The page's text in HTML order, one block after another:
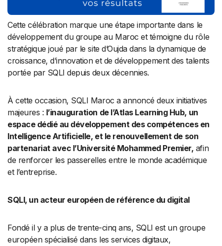
Cette célébration marque une étape importante dans le
développement du groupe au Maroc et témoigne du rôle
stratégique joué par le site d’Oujda dans la dynamique de
croissance, d’innovation et de développement des talents
portée par SQLI depuis deux décennies.
À cette occasion, SQLI Maroc a annoncé deux initiatives
majeures : l’inauguration de l’Atlas Learning Hub, un
espace dédié au développement des compétences en
Intelligence Artificielle, et le renouvellement de son
partenariat avec l’Université Mohammed Premier, afin
de renforcer les passerelles entre le monde académique
et l’entreprise.
SQLI, un acteur européen de référence du digital
Fondé il y a plus de trente-cinq ans, SQLI est un groupe
européen spécialisé dans les services digitaux,